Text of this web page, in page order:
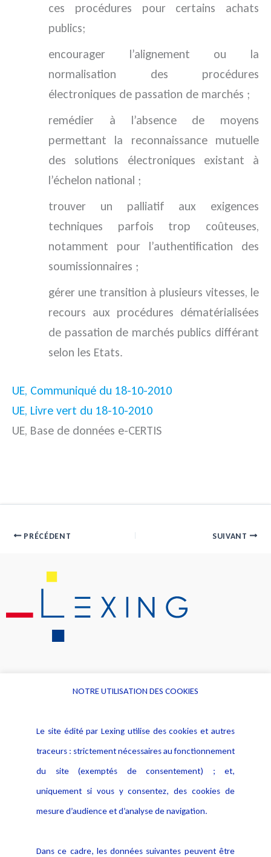
ces procédures pour certains achats
publics;
encourager l’alignement ou la
normalisation des procédures
électroniques de passation de marchés ;
remédier à l’absence de moyens
permettant la reconnaissance mutuelle
des solutions électroniques existant à
l’échelon national ;
trouver un palliatif aux exigences
techniques parfois trop coûteuses,
notamment pour l’authentification des
soumissionnaires ;
gérer une transition à plusieurs vitesses, le
recours aux procédures dématérialisées
de passation de marchés publics différant
selon les Etats.
UE, Communiqué du 18-10-2010
UE, Livre vert du 18-10-2010
UE, Base de données e-CERTIS
PRÉCÉDENT SUIVANT
Alerte professionnelle
Déclaration d'accessibilité
Notice Légale
Politique de protection des
données
Publications
NOTRE UTILISATION DES COOKIES
Le site édité par Lexing utilise des cookies et autres
traceurs : strictement nécessaires au fonctionnement
du site (exemptés de consentement) ; et,
uniquement si vous y consentez, des cookies de
mesure d’audience et d’analyse de navigation.
Dans ce cadre, les données suivantes peuvent être